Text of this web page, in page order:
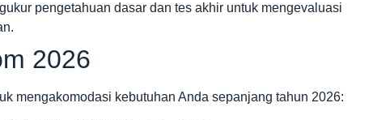
pengetahuan dasar dan tes akhir untuk mengevaluasi
2026
mengakomodasi kebutuhan Anda sepanjang tahun 2026: